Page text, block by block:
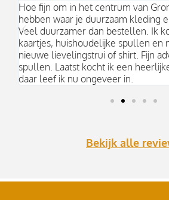
Hoe fijn om in het centrum van
hebben waar je duurzaam kleding
Veel duurzamer dan bestellen. Ik
kaartjes, huishoudelijke spullen en
nieuwe lievelingstrui of shirt. Fijn
spullen. Laatst kocht ik een
daar leef ik nu ongeveer in.
Bekijk alle